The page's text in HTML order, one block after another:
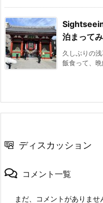
泊まって
久しぶりの
飯食って、
ディスカッション
コメント一覧
まだ、コメントがありませ